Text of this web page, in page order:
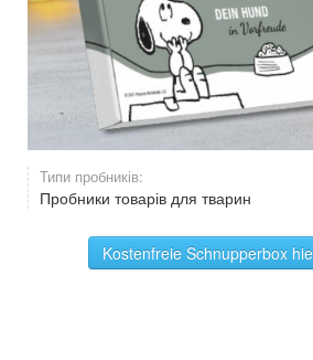
Типи пробників:
Пробники товарів для тварин
Kostenfreie Schnupperbox